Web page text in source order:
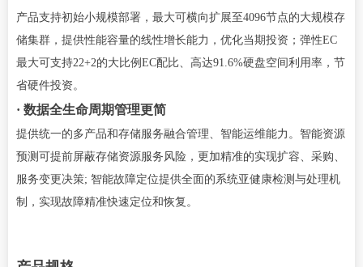
产品支持初始小规模部署，最大可横向扩展至4096节点的大规模存
储集群，提供性能容量的线性增长能力，优化当期投资；弹性EC
最大可支持22+2的大比例EC配比、高达91.6%硬盘空间利用率，节
省硬件投资。
· 数据全生命周期管理更简
提供统一的多产品和存储服务融合管理、智能运维能力。智能资源
预测可提前屏蔽存储资源服务风险，更加精准的实现扩容、采购、
服务变更决策; 智能故障定位提供全面的系统亚健康检测与处理机
制，实现故障精准快速定位和恢复。